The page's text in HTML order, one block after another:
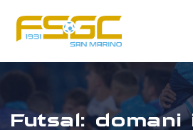
Futsal: domani